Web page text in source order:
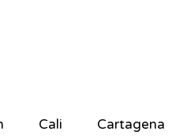
Cali Cartagena